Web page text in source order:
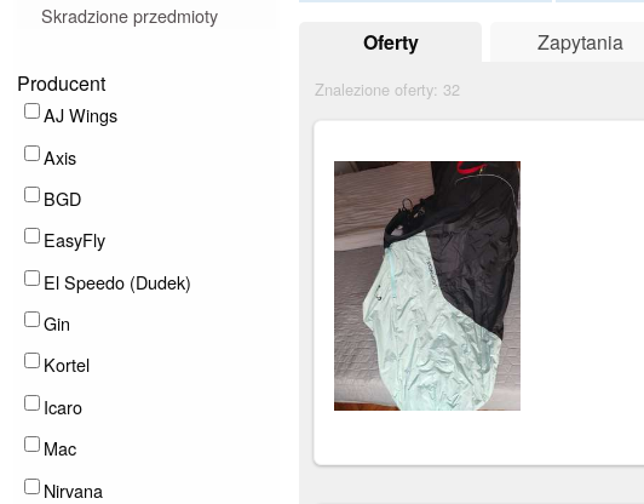
Skradzione przedmioty
Producent
AJ Wings
Axis
BGD
EasyFly
El Speedo (Dudek)
Gin
Kortel
Icaro
Mac
Nirvana
Oferty Zapytania
Znalezione oferty: 32